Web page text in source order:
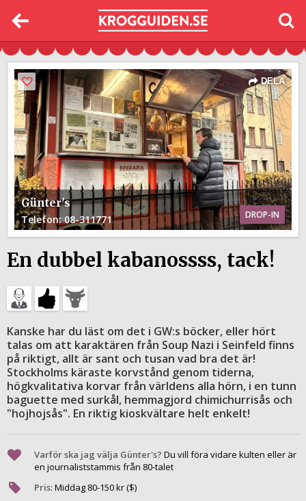
Günter's
Telefon: 08-311771 DROP-IN
DELA
En dubbel kabanossss, tack!
Kanske har du läst om det i GW:s böcker, eller hört
talas om att karaktären från Soup Nazi i Seinfeld finns
på riktigt, allt är sant och tusan vad bra det är!
Stockholms käraste korvstånd genom tiderna,
högkvalitativa korvar från världens alla hörn, i en tunn
baguette med surkål, hemmagjord chimichurrisås och
"hojhojsås". En riktig kioskvältare helt enkelt!
Varför ska jag välja Günter's? Du vill föra vidare kulten eller är
en journaliststammis från 80-talet
Pris: Middag 80-150kr ($)